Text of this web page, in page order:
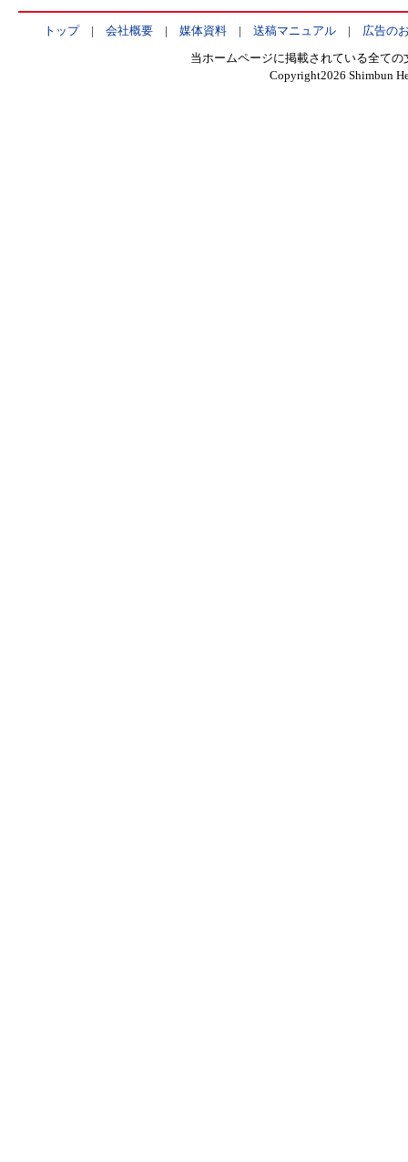
トップ| 会社概要| 媒体資料| 送稿マニュアル| 広告の
当ホームページに掲載されている全て
Copyright2026 Shimbun